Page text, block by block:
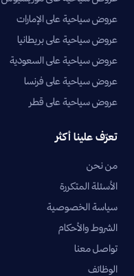
عروض سياحية على الإمارات
عروض سياحية على بريطانيا
عروض سياحية على السعودية
عروض سياحية على فرنسا
عروض سياحية على قطر
تعرّف علينا أكثر
من نحن
الأسئلة المتكررة
سياسة الخصوصية
الشروط والأحكام
تواصل معنا
الوظائف